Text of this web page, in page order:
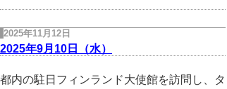
2025年11月12日
2025年9月10日（水）
都内の駐日フィンランド大使館を訪問し、タ